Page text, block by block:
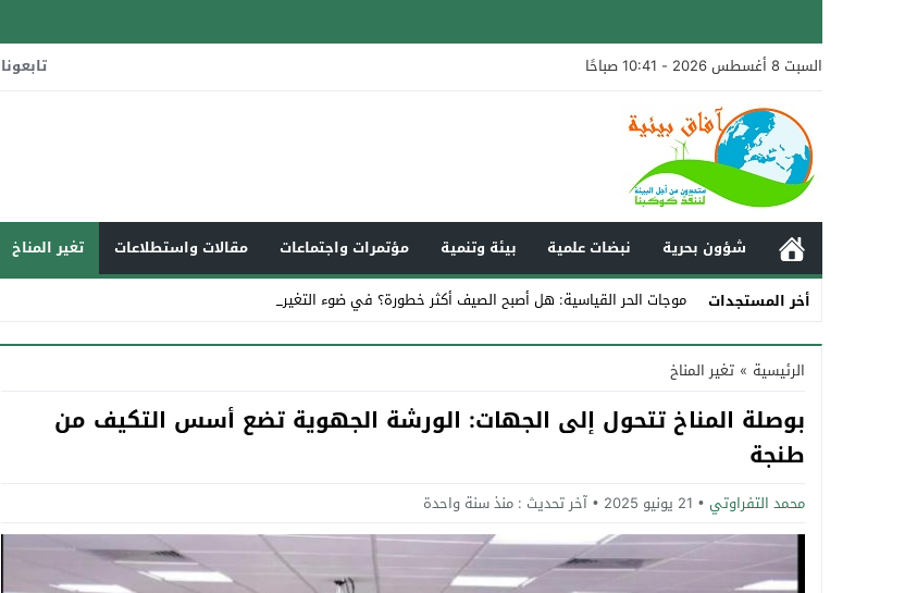
السبت 8 أغسطس 2026 - 10:41 صباحًا
تابعونا
شؤون بحرية نبضات علمية بيئة وتنمية مؤتمرات واجتماعات مقالات واستطلاعات تغير المناخ
أخر المستجدات
موجات الحر القياسية: هل أصبح الصيف أكثر خطورة؟ في ضوء التغير المناخي العا _
Stop
Previous
Next
الرئيسية » تغير المناخ
بوصلة المناخ تتحول إلى الجهات: الورشة الجهوية تضع أسس التكيف من
طنجة
محمد التفراوتي 21 يونيو 2025 آخر تحديث : منذ سنة واحدة